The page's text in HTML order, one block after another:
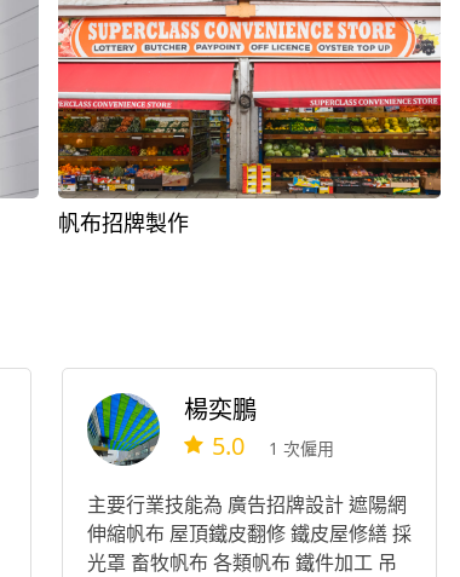
帆布招牌製作
楊奕鵬
5.0 1 次僱用
主要行業技能為 廣告招牌設計 遮陽網
伸縮帆布 屋頂鐵皮翻修 鐵皮屋修繕 採
光罩 畜牧帆布 各類帆布 鐵件加工 吊